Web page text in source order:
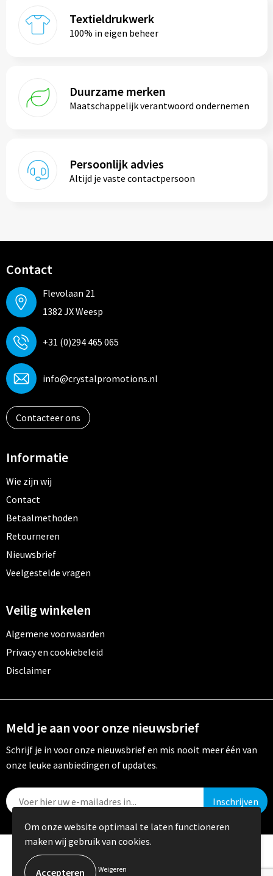
Textieldrukwerk
100% in eigen beheer
Duurzame merken
Maatschappelijk verantwoord ondernemen
Persoonlijk advies
Altijd je vaste contactpersoon
Contact
Flevolaan 21
1382 JX Weesp
+31 (0)294 465 065
info@crystalpromotions.nl
Contacteer ons
Informatie
Wie zijn wij
Contact
Betaalmethoden
Retourneren
Nieuwsbrief
Veelgestelde vragen
Veilig winkelen
Algemene voorwaarden
Privacy en cookiebeleid
Disclaimer
Meld je aan voor onze nieuwsbrief
Schrijf je in voor onze nieuwsbrief en mis nooit meer één van
onze leuke aanbiedingen of updates.
© Copyright Crystal Promotions 2024
Om onze website optimaal te laten functioneren
maken wij gebruik van cookies.
Weigeren